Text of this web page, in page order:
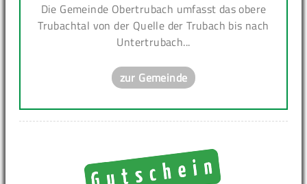
Die Gemeinde Obertrubach umfasst das obere
Trubachtal von der Quelle der Trubach bis nach
Untertrubach...
zur Gemeinde